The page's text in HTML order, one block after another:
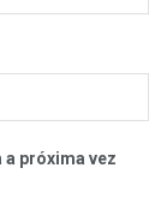
próxima vez